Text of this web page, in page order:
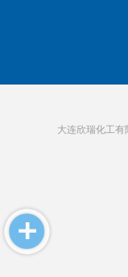
大连欣瑞化工有